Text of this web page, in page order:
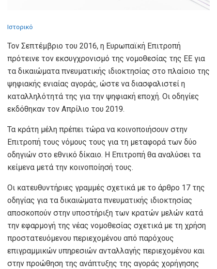
Ιστορικό
Τον Σεπτέμβριο του 2016, η Ευρωπαϊκή Επιτροπή
πρότεινε τον εκσυγχρονισμό της νομοθεσίας της ΕΕ για
τα δικαιώματα πνευματικής ιδιοκτησίας στο πλαίσιο της
ψηφιακής ενιαίας αγοράς, ώστε να διασφαλιστεί η
καταλληλότητά της για την ψηφιακή εποχή. Οι οδηγίες
εκδόθηκαν τον Απρίλιο του 2019.
Τα κράτη μέλη πρέπει τώρα να κοινοποιήσουν στην
Επιτροπή τους νόμους τους για τη μεταφορά των δύο
οδηγιών στο εθνικό δίκαιο. Η Επιτροπή θα αναλύσει τα
κείμενα μετά την κοινοποίησή τους.
Οι κατευθυντήριες γραμμές σχετικά με το άρθρο 17 της
οδηγίας για τα δικαιώματα πνευματικής ιδιοκτησίας
αποσκοπούν στην υποστήριξη των κρατών μελών κατά
την εφαρμογή της νέας νομοθεσίας σχετικά με τη χρήση
προστατευόμενου περιεχομένου από παρόχους
επιγραμμικών υπηρεσιών ανταλλαγής περιεχομένου και
στην προώθηση της ανάπτυξης της αγοράς χορήγησης